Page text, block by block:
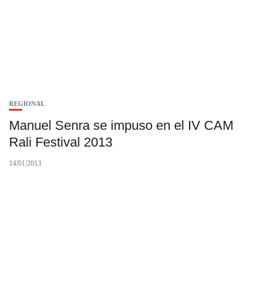
REGIONAL
Manuel Senra se impuso en el IV CAM
Rali Festival 2013
14/01/2013